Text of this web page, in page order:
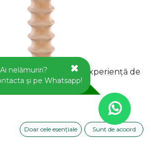
pentru a vă oferi o experiență de
pe acest site web.
Doar cele esențiale Sunt de acoord
Ai nelămuriri?
și pe Whatsapp!